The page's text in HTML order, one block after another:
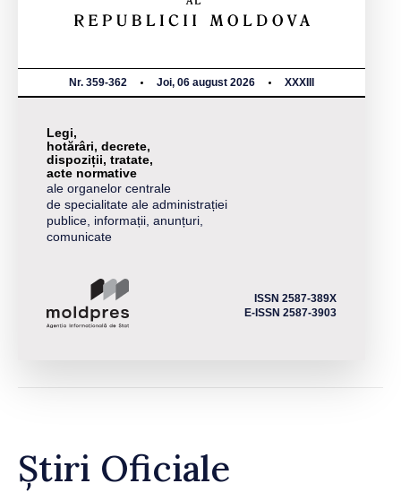
Nr. 359-362 Joi, 06 august 2026 XXXIII
Legi,
hotărâri, decrete,
dispoziții, tratate,
acte normative
ale organelor centrale
de specialitate ale administrației
publice, informații, anunțuri,
comunicate
ISSN 2587-389X
E-ISSN 2587-3903
Știri Oficiale